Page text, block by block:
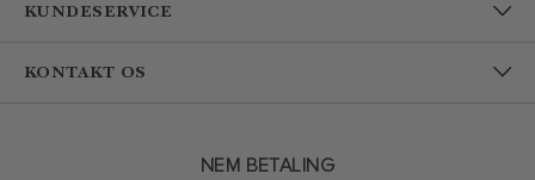
KUNDESERVICE
KONTAKT OS
NEM BETALING